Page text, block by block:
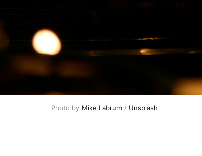
Photo by Mike Labrum / Unsplash